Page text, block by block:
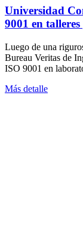
Universidad
9001 en
Luego de una
Bureau Veritas de
ISO 9001 en
Más detalle